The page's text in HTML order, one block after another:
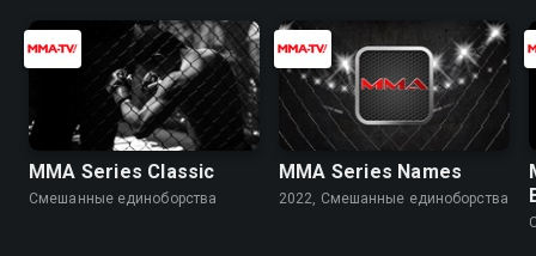
MMA Series Classic
Смешанные единоборства
MMA Series Names
2022, Смешанные единоборства